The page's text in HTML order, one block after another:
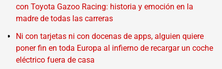
con Toyota Gazoo Racing: historia y emoción en la
madre de todas las carreras
Ni con tarjetas ni con docenas de apps, alguien quiere
poner fin en toda Europa al infierno de recargar un coche
eléctrico fuera de casa